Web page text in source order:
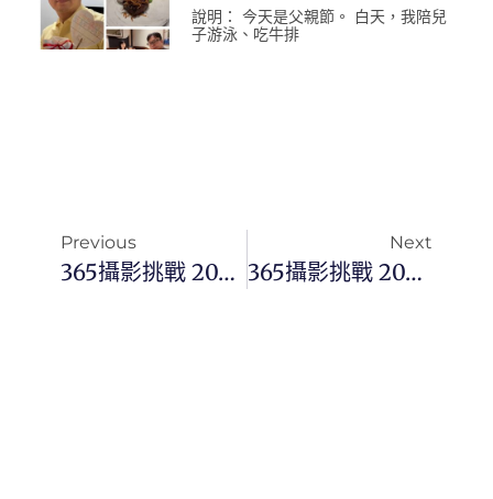
說明： 今天是父親節。 白天，我陪兒
子游泳、吃牛排
Previous
365攝影挑戰 20251003(五)276/365 Day3545
Next
365攝影挑戰 20251005(日)278/365 Day3547